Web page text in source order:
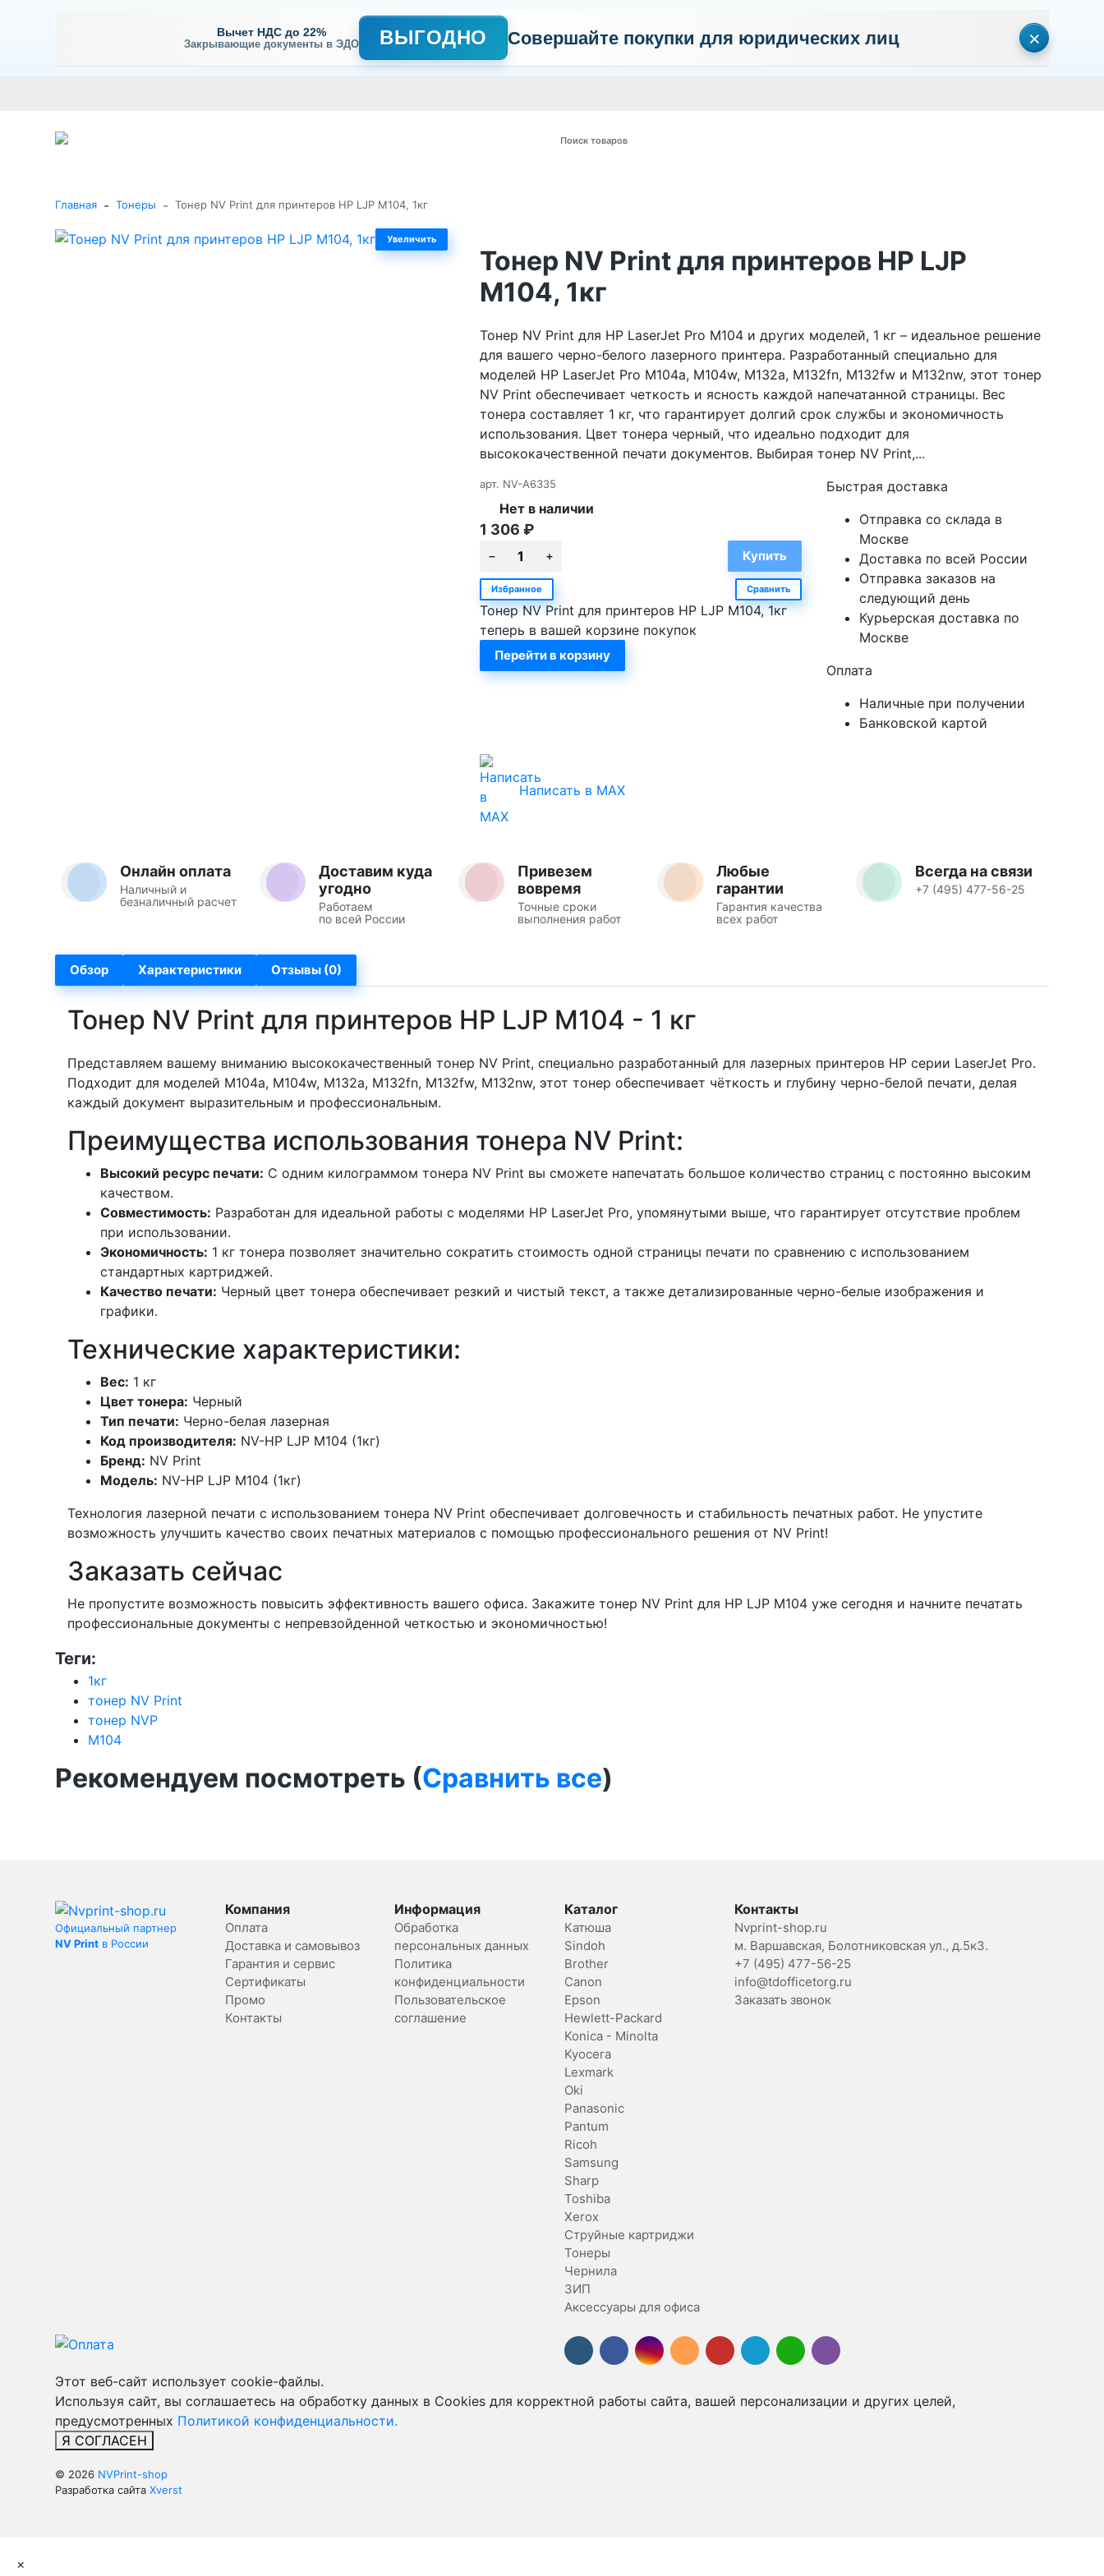
Вычет НДС до 22%
Закрывающие документы в ЭДО ВЫГОДНО Совершайте покупки для юридических лиц ×
Главная - Тонеры - Тонер NV Print для принтеров HP LJP M104, 1кг
Увеличить
Тонер NV Print для принтеров HP LJP
M104, 1кг
Тонер NV Print для HP LaserJet Pro M104 и других моделей, 1 кг – идеальное решение
для вашего черно-белого лазерного принтера. Разработанный специально для
моделей HP LaserJet Pro M104а, M104w, M132a, M132fn, M132fw и M132nw, этот тонер
NV Print обеспечивает четкость и ясность каждой напечатанной страницы. Вес
тонера составляет 1 кг, что гарантирует долгий срок службы и экономичность
использования. Цвет тонера черный, что идеально подходит для
высококачественной печати документов. Выбирая тонер NV Print,...
арт. NV-A6335
Нет в наличии
1 306 ₽
Избранное Сравнить
Тонер NV Print для принтеров HP LJP M104, 1кг
теперь в вашей корзине покупок
Перейти в корзину
Быстрая доставка
Отправка со склада в
Москве
Доставка по всей России
Отправка заказов на
следующий день
Курьерская доставка по
Москве
Оплата
Наличные при получении
Банковской картой
Написать в MAX
Онлайн оплата
Наличный и
безналичный расчет
Доставим куда
угодно
Работаем
по всей России
Привезем
вовремя
Точные сроки
выполнения работ
Любые
гарантии
Гарантия качества
всех работ
Всегда на связи
+7 (495) 477-56-25
Обзор Характеристики Отзывы (0)
Тонер NV Print для принтеров HP LJP M104 - 1 кг
Представляем вашему вниманию высококачественный тонер NV Print, специально разработанный для лазерных принтеров HP серии LaserJet Pro.
Подходит для моделей M104a, M104w, M132a, M132fn, M132fw, M132nw, этот тонер обеспечивает чёткость и глубину черно-белой печати, делая
каждый документ выразительным и профессиональным.
Преимущества использования тонера NV Print:
Высокий ресурс печати: С одним килограммом тонера NV Print вы сможете напечатать большое количество страниц с постоянно высоким
качеством.
Совместимость: Разработан для идеальной работы с моделями HP LaserJet Pro, упомянутыми выше, что гарантирует отсутствие проблем
при использовании.
Экономичность: 1 кг тонера позволяет значительно сократить стоимость одной страницы печати по сравнению с использованием
стандартных картриджей.
Качество печати: Черный цвет тонера обеспечивает резкий и чистый текст, а также детализированные черно-белые изображения и
графики.
Технические характеристики:
Вес: 1 кг
Цвет тонера: Черный
Тип печати: Черно-белая лазерная
Код производителя: NV-HP LJP M104 (1кг)
Бренд: NV Print
Модель: NV-HP LJP M104 (1кг)
Технология лазерной печати с использованием тонера NV Print обеспечивает долговечность и стабильность печатных работ. Не упустите
возможность улучшить качество своих печатных материалов с помощью профессионального решения от NV Print!
Заказать сейчас
Не пропустите возможность повысить эффективность вашего офиса. Закажите тонер NV Print для HP LJP M104 уже сегодня и начните печатать
профессиональные документы с непревзойденной четкостью и экономичностью!
Теги:
1кг
тонер NV Print
тонер NVP
M104
Рекомендуем посмотреть (Сравнить все)
Официальный партнер
NV Print в России
Компания
Оплата
Доставка и самовывоз
Гарантия и сервис
Сертификаты
Промо
Контакты
Информация
Обработка
персональных данных
Политика
конфиденциальности
Пользовательское
соглашение
Каталог
Катюша
Sindoh
Brother
Canon
Epson
Hewlett-Packard
Konica - Minolta
Kyocera
Lexmark
Oki
Panasonic
Pantum
Ricoh
Samsung
Sharp
Toshiba
Xerox
Струйные картриджи
Тонеры
Чернила
ЗИП
Аксессуары для офиса
Контакты
Nvprint-shop.ru
м. Варшавская, Болотниковская ул., д.5к3.
+7 (495) 477-56-25
info@tdofficetorg.ru
Заказать звонок
Этот веб-сайт использует cookie-файлы.
Используя сайт, вы соглашаетесь на обработку данных в Cookies для корректной работы сайта, вашей персонализации и других целей,
предусмотренных Политикой конфиденциальности.
Я СОГЛАСЕН
© 2026 NVPrint-shop
Разработка сайта Xverst
×